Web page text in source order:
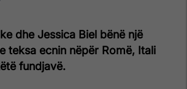
dhe Jessica Biel bënë një
teksa ecnin nëpër Romë, Itali
fundjavë.